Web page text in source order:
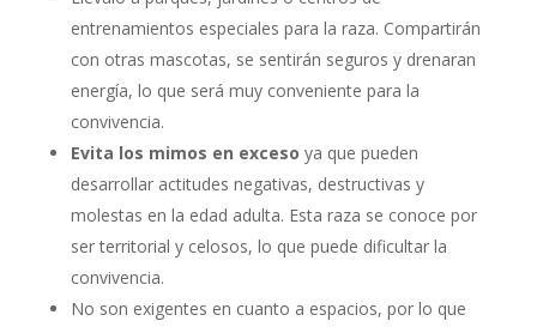
entrenamientos especiales para la raza. Compartirán
con otras mascotas, se sentirán seguros y drenaran
energía, lo que será muy conveniente para la
convivencia.
Evita los mimos en exceso ya que pueden
desarrollar actitudes negativas, destructivas y
molestas en la edad adulta. Esta raza se conoce por
ser territorial y celosos, lo que puede dificultar la
convivencia.
No son exigentes en cuanto a espacios, por lo que